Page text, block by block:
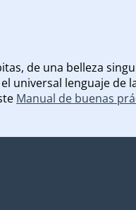
de una belleza
universal lenguaje
Manual de buenas